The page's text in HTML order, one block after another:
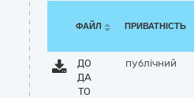
ФАЙЛ ПРИВАТНІСТЬ
ДО
ДА
ТО
публічний